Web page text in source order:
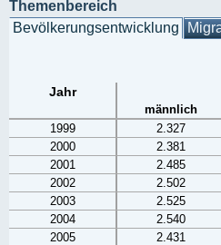
Themenbereich
Bevölkerungsentwicklung
Jahr
männlich
1999
2.327
2000
2.381
2001
2.485
2002
2.502
2003
2.525
2004
2.540
2005
2.431